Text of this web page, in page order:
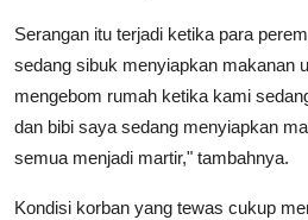
Serangan itu terjadi ketika para
sedang sibuk menyiapkan makanan
mengebom rumah ketika kami
dan bibi saya sedang menyiapkan
semua menjadi martir," tambahnya.
Kondisi korban yang tewas cukup